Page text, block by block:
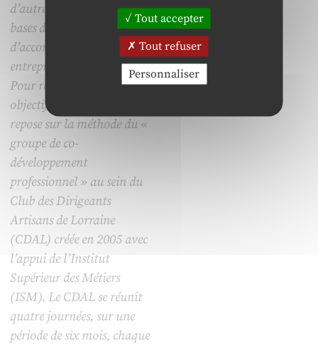
d’autre part, de poser les
bases du processus
d’accompagnement en
entrepreneuriat et TPE.
Pour répondre à ce double
objectif, notre recherche
repose sur la méthode du «
groupe de co-
développement
professionnel » au sein du
Club des Dirigeants
Artisans de Lorraine
(CDAL) créée en 2005 avec
l’appui de l’Institut
Supérieur des Métiers
(ISM). Le CDAL se réunit
quatre journées, sur une
période de six mois, chaque
Tout accepter
Tout refuser
Personnaliser